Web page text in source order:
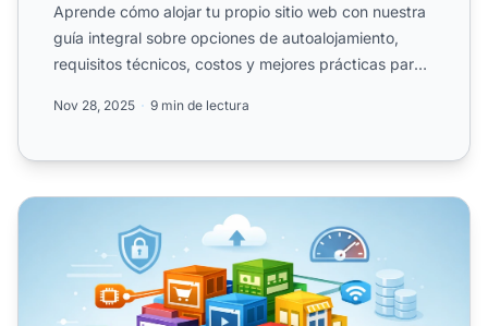
Aprende cómo alojar tu propio sitio web con nuestra
guía integral sobre opciones de autoalojamiento,
requisitos técnicos, costos y mejores prácticas para
Nov 28, 2025 9 min de lectura
¿Es el alojamiento web compartido bueno para sitios web